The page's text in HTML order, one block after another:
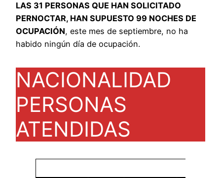
LAS 31 PERSONAS QUE HAN SOLICITADO
PERNOCTAR, HAN SUPUESTO 99 NOCHES DE
OCUPACIÓN, este mes de septiembre, no ha
habido ningún día de ocupación.
NACIONALIDAD
PERSONAS
ATENDIDAS